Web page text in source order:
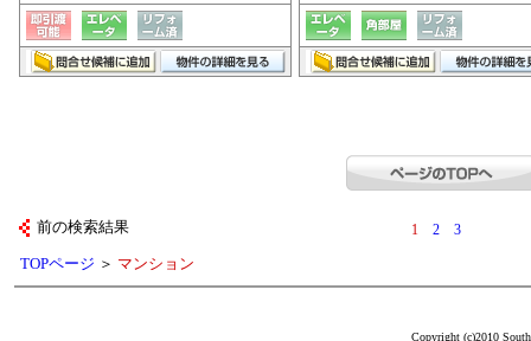
前の検索結果 1 2 3
TOPページ ＞ マンション
Copyright (c)2010